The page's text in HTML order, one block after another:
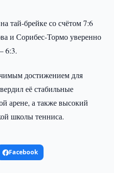
тай-брейке со счётом 7:6
и Сорибес-Тормо уверенно
6:3.
достижением для
её стабильные
арене, а также высокий
школы тенниса.
Facebook